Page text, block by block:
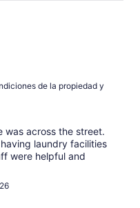
de la propiedad y
was across the street.
laundry facilities
were helpful and